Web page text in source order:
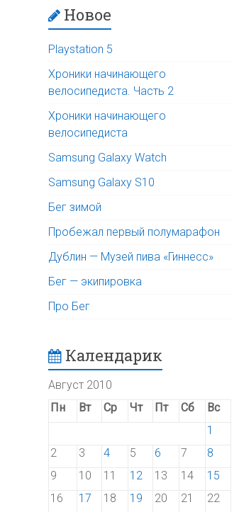
Новое
Playstation 5
Хроники начинающего
велосипедиста. Часть 2
Хроники начинающего
велосипедиста
Samsung Galaxy Watch
Samsung Galaxy S10
Бег зимой
Пробежал первый полумарафон
Дублин — Музей пива «Гиннесс»
Бег — экипировка
Про Бег
Календарик
Август 2010
Пн
Вт Ср Чт Пт Сб
Вс
1
2
3 4 5 6 7
8
9
10 11 12 13 14
15
16
17 18 19 20 21
22